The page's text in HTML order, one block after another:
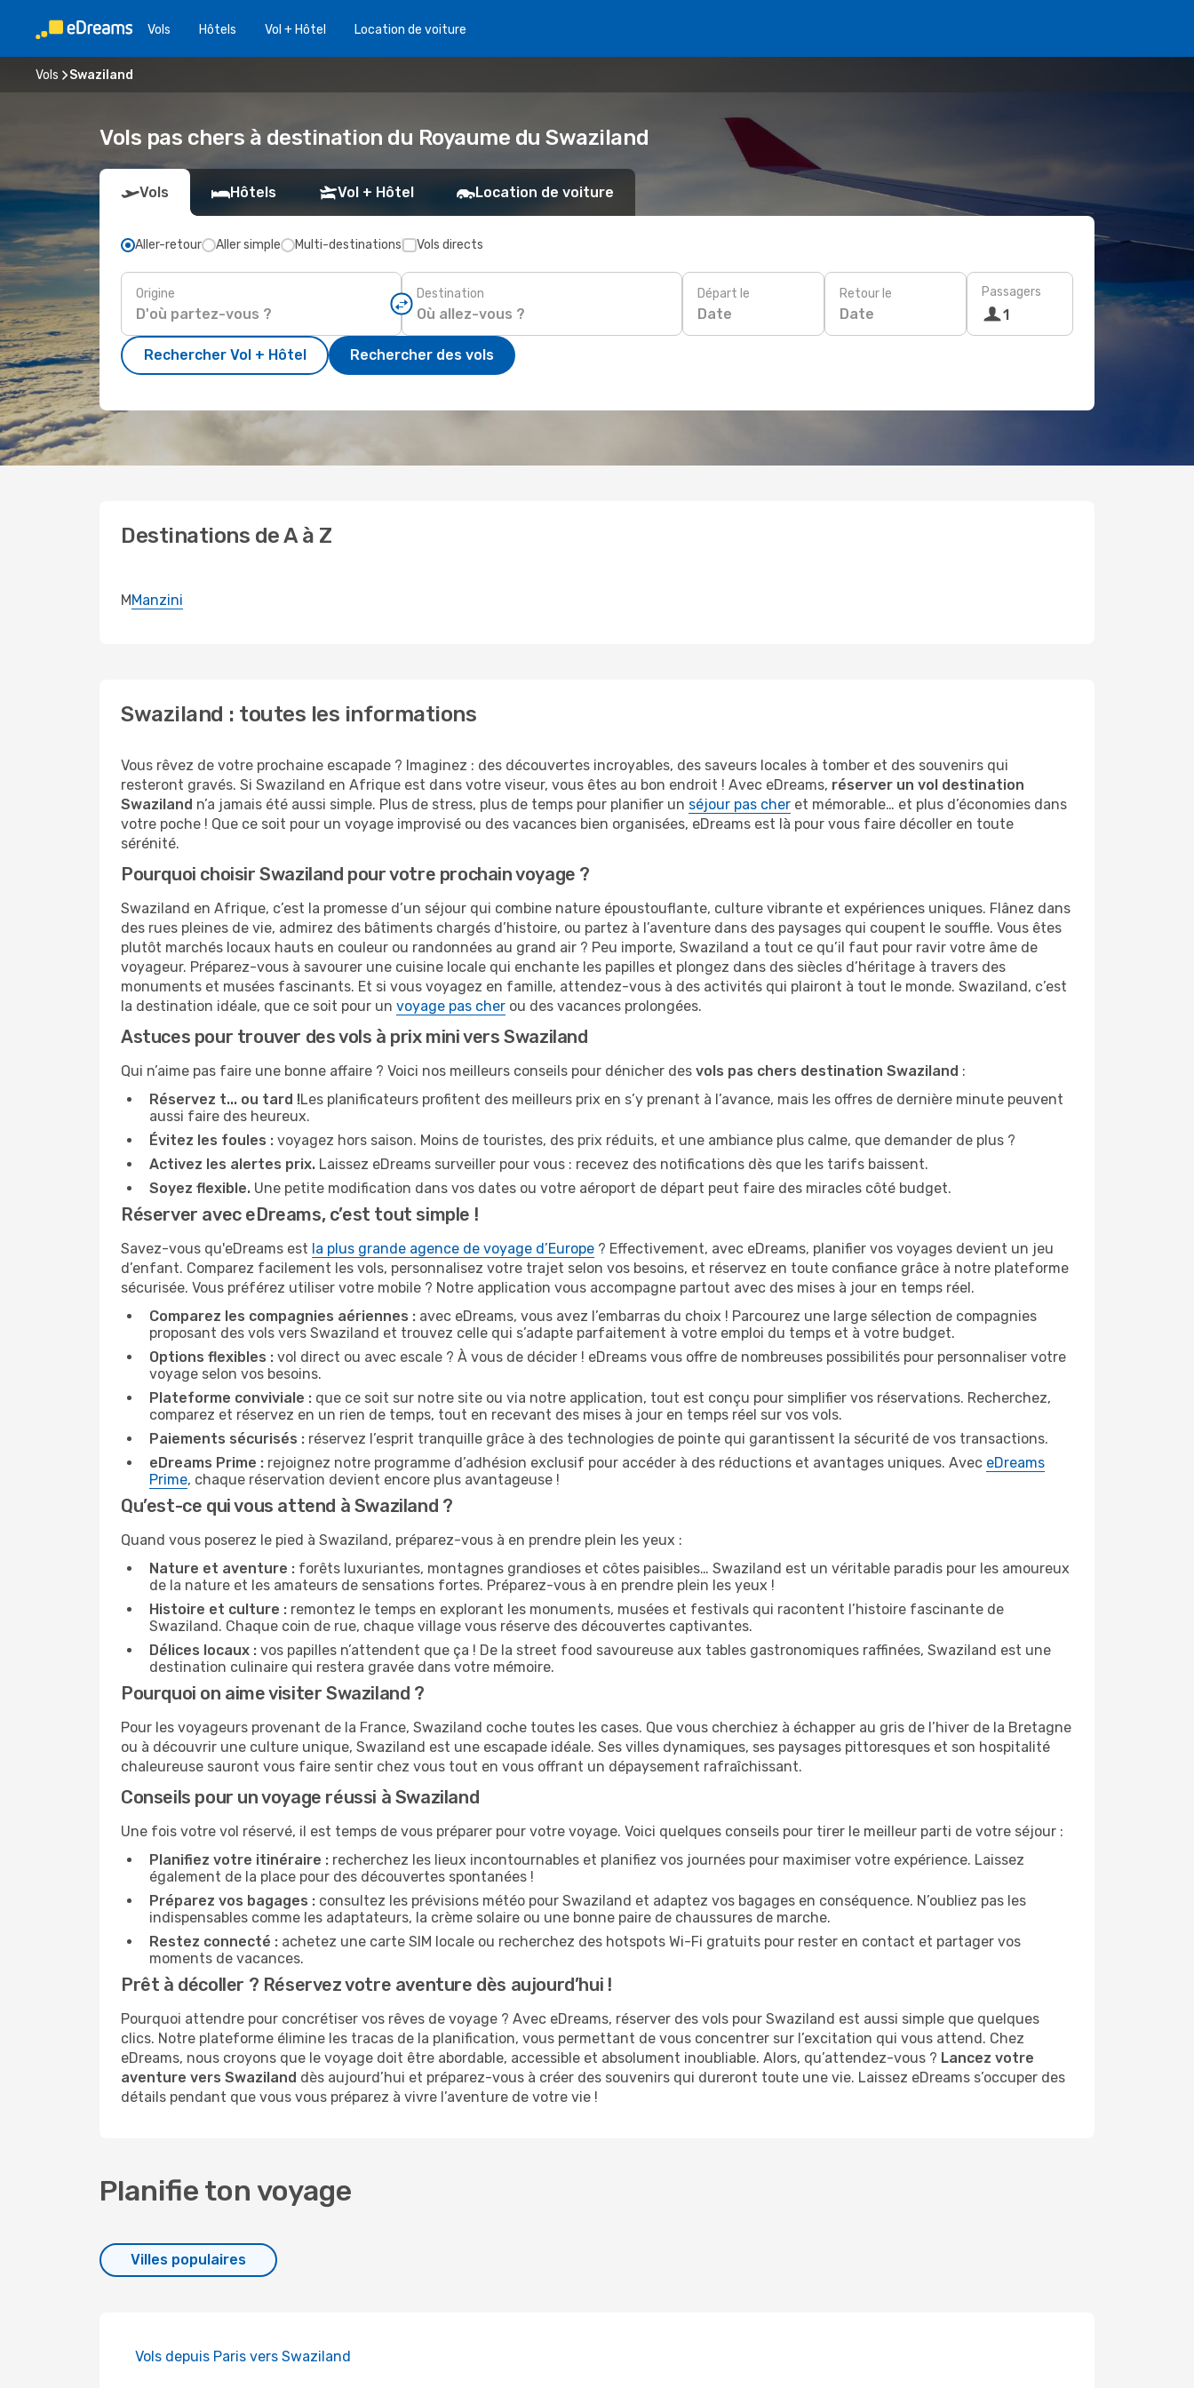
Vols Hôtels Vol + Hôtel Location de voiture
Vols Swaziland
Vols pas chers à destination du Royaume du Swaziland
Vols Hôtels Vol + Hôtel Location de voiture
Aller-retour Aller simple Multi-destinations Vols directs
Origine Destination Départ le
Date
Retour le
Date
Passagers
1
Rechercher Vol + Hôtel Rechercher des vols
Destinations de A à Z
MManzini
Swaziland : toutes les informations
Vous rêvez de votre prochaine escapade ? Imaginez : des découvertes incroyables, des saveurs locales à tomber et des souvenirs qui
resteront gravés. Si Swaziland en Afrique est dans votre viseur, vous êtes au bon endroit ! Avec eDreams, réserver un vol destination
Swaziland n’a jamais été aussi simple. Plus de stress, plus de temps pour planifier un séjour pas cher et mémorable… et plus d’économies dans
votre poche ! Que ce soit pour un voyage improvisé ou des vacances bien organisées, eDreams est là pour vous faire décoller en toute
sérénité.
Pourquoi choisir Swaziland pour votre prochain voyage ?
Swaziland en Afrique, c’est la promesse d’un séjour qui combine nature époustouflante, culture vibrante et expériences uniques. Flânez dans
des rues pleines de vie, admirez des bâtiments chargés d’histoire, ou partez à l’aventure dans des paysages qui coupent le souffle. Vous êtes
plutôt marchés locaux hauts en couleur ou randonnées au grand air ? Peu importe, Swaziland a tout ce qu’il faut pour ravir votre âme de
voyageur. Préparez-vous à savourer une cuisine locale qui enchante les papilles et plongez dans des siècles d’héritage à travers des
monuments et musées fascinants. Et si vous voyagez en famille, attendez-vous à des activités qui plairont à tout le monde. Swaziland, c’est
la destination idéale, que ce soit pour un voyage pas cher ou des vacances prolongées.
Astuces pour trouver des vols à prix mini vers Swaziland
Qui n’aime pas faire une bonne affaire ? Voici nos meilleurs conseils pour dénicher des vols pas chers destination Swaziland :
Réservez t... ou tard !Les planificateurs profitent des meilleurs prix en s’y prenant à l’avance, mais les offres de dernière minute peuvent
aussi faire des heureux.
Évitez les foules : voyagez hors saison. Moins de touristes, des prix réduits, et une ambiance plus calme, que demander de plus ?
Activez les alertes prix. Laissez eDreams surveiller pour vous : recevez des notifications dès que les tarifs baissent.
Soyez flexible. Une petite modification dans vos dates ou votre aéroport de départ peut faire des miracles côté budget.
Réserver avec eDreams, c’est tout simple !
Savez-vous qu'eDreams est la plus grande agence de voyage d’Europe ? Effectivement, avec eDreams, planifier vos voyages devient un jeu
d’enfant. Comparez facilement les vols, personnalisez votre trajet selon vos besoins, et réservez en toute confiance grâce à notre plateforme
sécurisée. Vous préférez utiliser votre mobile ? Notre application vous accompagne partout avec des mises à jour en temps réel.
Comparez les compagnies aériennes : avec eDreams, vous avez l’embarras du choix ! Parcourez une large sélection de compagnies
proposant des vols vers Swaziland et trouvez celle qui s’adapte parfaitement à votre emploi du temps et à votre budget.
Options flexibles : vol direct ou avec escale ? À vous de décider ! eDreams vous offre de nombreuses possibilités pour personnaliser votre
voyage selon vos besoins.
Plateforme conviviale : que ce soit sur notre site ou via notre application, tout est conçu pour simplifier vos réservations. Recherchez,
comparez et réservez en un rien de temps, tout en recevant des mises à jour en temps réel sur vos vols.
Paiements sécurisés : réservez l’esprit tranquille grâce à des technologies de pointe qui garantissent la sécurité de vos transactions.
eDreams Prime : rejoignez notre programme d’adhésion exclusif pour accéder à des réductions et avantages uniques. Avec eDreams
Prime, chaque réservation devient encore plus avantageuse !
Qu’est-ce qui vous attend à Swaziland ?
Quand vous poserez le pied à Swaziland, préparez-vous à en prendre plein les yeux :
Nature et aventure : forêts luxuriantes, montagnes grandioses et côtes paisibles… Swaziland est un véritable paradis pour les amoureux
de la nature et les amateurs de sensations fortes. Préparez-vous à en prendre plein les yeux !
Histoire et culture : remontez le temps en explorant les monuments, musées et festivals qui racontent l’histoire fascinante de
Swaziland. Chaque coin de rue, chaque village vous réserve des découvertes captivantes.
Délices locaux : vos papilles n’attendent que ça ! De la street food savoureuse aux tables gastronomiques raffinées, Swaziland est une
destination culinaire qui restera gravée dans votre mémoire.
Pourquoi on aime visiter Swaziland ?
Pour les voyageurs provenant de la France, Swaziland coche toutes les cases. Que vous cherchiez à échapper au gris de l’hiver de la Bretagne
ou à découvrir une culture unique, Swaziland est une escapade idéale. Ses villes dynamiques, ses paysages pittoresques et son hospitalité
chaleureuse sauront vous faire sentir chez vous tout en vous offrant un dépaysement rafraîchissant.
Conseils pour un voyage réussi à Swaziland
Une fois votre vol réservé, il est temps de vous préparer pour votre voyage. Voici quelques conseils pour tirer le meilleur parti de votre séjour :
Planifiez votre itinéraire : recherchez les lieux incontournables et planifiez vos journées pour maximiser votre expérience. Laissez
également de la place pour des découvertes spontanées !
Préparez vos bagages : consultez les prévisions météo pour Swaziland et adaptez vos bagages en conséquence. N’oubliez pas les
indispensables comme les adaptateurs, la crème solaire ou une bonne paire de chaussures de marche.
Restez connecté : achetez une carte SIM locale ou recherchez des hotspots Wi-Fi gratuits pour rester en contact et partager vos
moments de vacances.
Prêt à décoller ? Réservez votre aventure dès aujourd’hui !
Pourquoi attendre pour concrétiser vos rêves de voyage ? Avec eDreams, réserver des vols pour Swaziland est aussi simple que quelques
clics. Notre plateforme élimine les tracas de la planification, vous permettant de vous concentrer sur l’excitation qui vous attend. Chez
eDreams, nous croyons que le voyage doit être abordable, accessible et absolument inoubliable. Alors, qu’attendez-vous ? Lancez votre
aventure vers Swaziland dès aujourd’hui et préparez-vous à créer des souvenirs qui dureront toute une vie. Laissez eDreams s’occuper des
détails pendant que vous vous préparez à vivre l’aventure de votre vie !
Planifie ton voyage
Villes populaires
Vols depuis Paris vers Swaziland